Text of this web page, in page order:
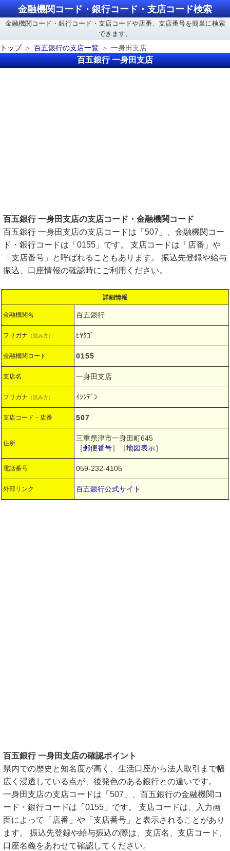
金融機関コード・銀行コード・支店コード検索
金融機関コード・銀行コード・支店コードや店番、支店番号を簡単に検索
できます。
トップ
百五銀行の支店一覧 一身田支店
百五銀行 一身田支店
百五銀行 一身田支店の支店コード・金融機関コード
百五銀行 一身田支店の支店コードは「507」、金融機関コー
ド・銀行コードは「0155」です。 支店コードは「店番」や
「支店番号」と呼ばれることもあります。 振込先登録や給与
振込、口座情報の確認時にご利用ください。
詳細情報
金融機関名 百五銀行
フリガナ （読み方） ﾋﾔｸｺﾞ
金融機関コード 0155
支店名 一身田支店
フリガナ （読み方） ｲｼﾝﾃﾞﾝ
支店コード・店番 507
住所
三重県津市一身田町645
［郵便番号］［地図表示］
電話番号 059-232-4105
外部リンク 百五銀行公式サイト
百五銀行 一身田支店の確認ポイント
県内での歴史と知名度が高く、生活口座から法人取引まで幅
広く浸透している点が、後発色のある銀行との違いです。
一身田支店の支店コードは「507」、百五銀行の金融機関コ
ード・銀行コードは「0155」です。 支店コードは、入力画
面によって「店番」や「支店番号」と表示されることがあり
ます。 振込先登録や給与振込の際は、支店名、支店コード、
口座名義をあわせて確認してください。